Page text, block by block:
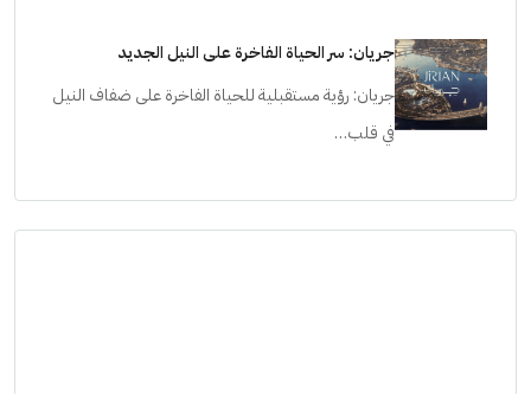
جريان: سر الحياة الفاخرة على النيل الجديد
جريان: رؤية مستقبلية للحياة الفاخرة على ضفاف النيل
في قلب…